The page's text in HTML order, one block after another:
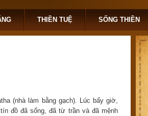
THIỀN TUỆ SỐNG THIỀN
(nhà làm bằng gạch). Lúc bấy giờ,
đồ đã sống, đã từ trần và đã mệnh